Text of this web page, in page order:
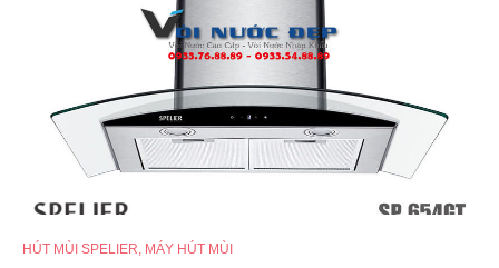
HÚT MÙI SPELIER, MÁY HÚT MÙI